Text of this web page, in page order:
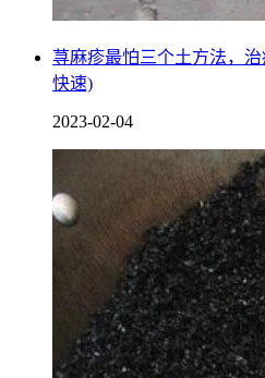
谢、保护肝脏的作用，常见的解
5.静脉输液
荨麻疹最怕三个土方法，
快速)
2023-02-04